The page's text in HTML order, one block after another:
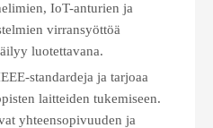
IoT-anturien ja
virransyöttöä
luotettavana.
standardeja ja tarjoaa
laitteiden tukemiseen.
yhteensopivuuden ja